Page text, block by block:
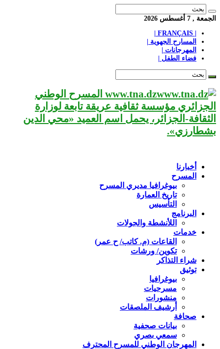
الجمعة , 7 أغسطس 2026
المسارح الجهوية |
المهرجانات |
فضاء الطفل |
www.tna.dz المسرح الوطني
الجزائري مؤسسة ثقافية عريقة تابعة لوزارة
الثقافة-الجزائر، يحمل اسم العميد «محي الدين
بشطارزي».
أخبارنا
المسرح
بيوغرافيا مديري المسرح
تاريخ العمارة
التأسيس
البرنامج
اللأنشطة والجولات
خدمات
القاعات (م. كاتب/ ح عمر)
تكوين/ ورشات
شراء التذاكر
توثيق
بيوغرافيا
مسرحيات
منشورات
أرشيف الملصقات
صحافة
بيانات صحفية
سمعي بصري
المهرجان الوطني للمسرح المحترف